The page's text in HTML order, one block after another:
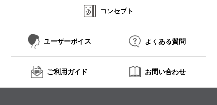
コンセプト
ユーザーボイス よくある質問
ご利用ガイド お問い合わせ